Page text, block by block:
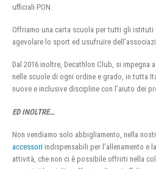
ufficiali PON.
Offriamo una carta scuola per tutti gli istituti
agevolare lo sport ed usufruire
Dal 2016 inoltre, Decathlon Club, si impegna
nelle scuole di ogni ordine e grado, in tutta
nuove e inclusive discipline con l’aiuto dei
ED INOLTRE…
Non vendiamo solo abbigliamento, nella
accessori indispensabili per l’allenamento e
attività, che non ci è possibile offrirti nella